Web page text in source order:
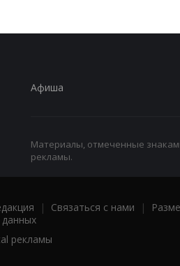
Афиша
Материалы, отмеченные
рекламы.
| Связаться с нами |
рекламы